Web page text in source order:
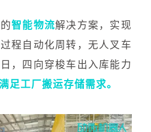
智能物流解决方案，实现
程自动化周转，无人叉车
，四向穿梭车出入库能力
足工厂搬运存储需求。